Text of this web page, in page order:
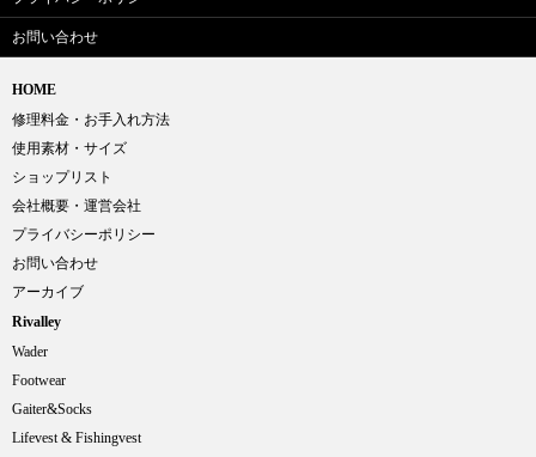
お問い合わせ
HOME
修理料金・お手入れ方法
使用素材・サイズ
ショップリスト
会社概要・運営会社
プライバシーポリシー
お問い合わせ
アーカイブ
Rivalley
Wader
Footwear
Gaiter&Socks
Lifevest & Fishingvest